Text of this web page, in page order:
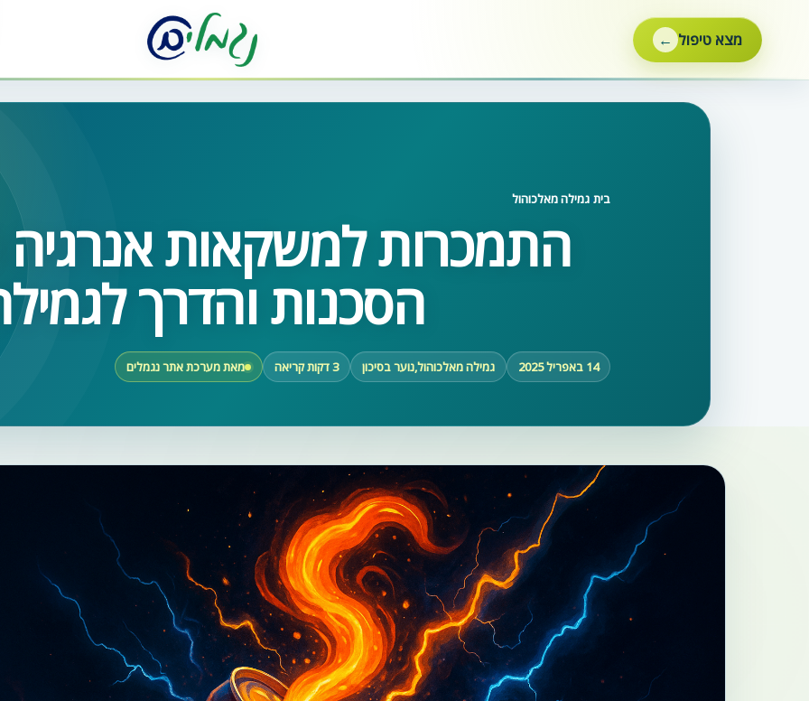
מצא טיפול
בית‹גמילה מאלכוהול
התמכרות למשקאות אנרגיה
הסכנות והדרך
14 באפריל 2025 גמילה מאלכוהול,נוער בסיכון 3 דקות קריאה מאת מערכת אתר נגמלים